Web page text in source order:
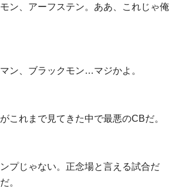
ン、アーフステン。ああ、これじゃ俺
ン、ブラックモン…マジかよ。
これまで見てきた中で最悪のCBだ。
プじゃない。正念場と言える試合だ
。